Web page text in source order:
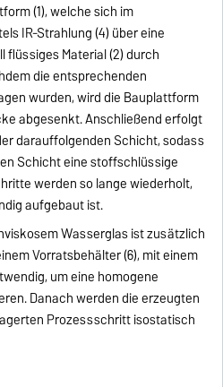
(1), welche sich im
IR-Strahlung (4) über eine
flüssiges Material (2) durch
die entsprechenden
wurden, wird die Bauplattform
abgesenkt. Anschließend erfolgt
darauffolgenden Schicht, sodass
Schicht eine stoffschlüssige
werden so lange wiederholt,
aufgebaut ist.
Wasserglas ist zusätzlich
Vorratsbehälter (6), mit einem
um eine homogene
Danach werden die erzeugten
Prozessschritt isostatisch